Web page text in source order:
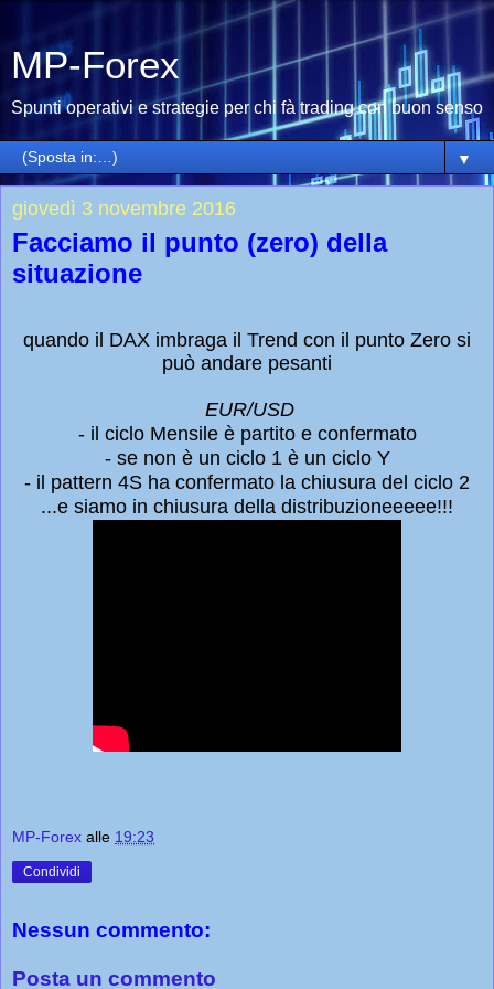
MP-Forex
Spunti operativi e strategie per chi fà trading con buon senso
▼
giovedì 3 novembre 2016
Facciamo il punto (zero) della
situazione
quando il DAX imbraga il Trend con il punto Zero si
può andare pesanti
EUR/USD
- il ciclo Mensile è partito e confermato
- se non è un ciclo 1 è un ciclo Y
- il pattern 4S ha confermato la chiusura del ciclo 2
...e siamo in chiusura della distribuzioneeeee!!!
MP-Forex alle 19:23
Condividi
Nessun commento:
Posta un commento